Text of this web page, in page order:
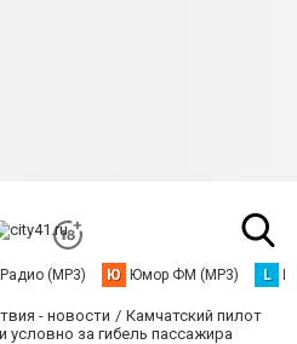
(MP3) Ю Юмор ФМ (MP3) L
- новости
Камчатский пилот
условно за гибель пассажира